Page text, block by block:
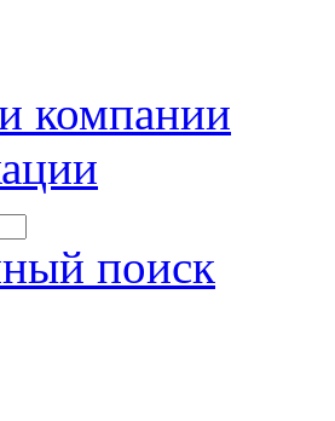
компании
поиск